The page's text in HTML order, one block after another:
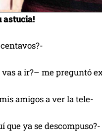
astucia!
vas a ir?– me preguntó
amigos a ver la tele-
que ya se descompuso?-